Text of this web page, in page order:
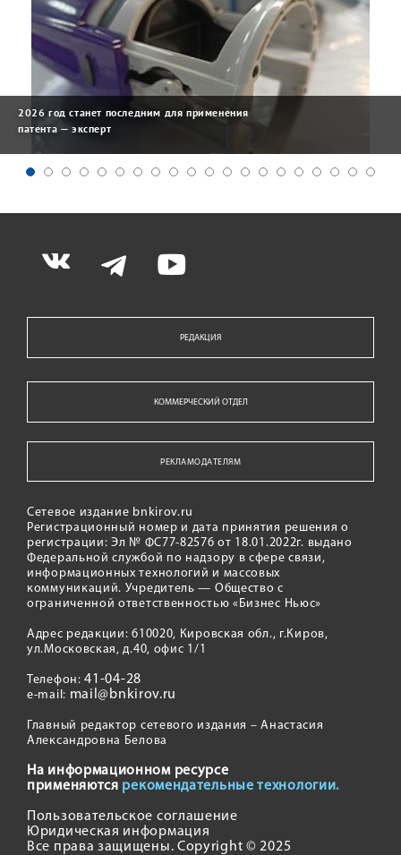
2026 год станет последним для применения
патента — эксперт
РЕДАКЦИЯ
КОММЕРЧЕСКИЙ ОТДЕЛ
РЕКЛАМОДАТЕЛЯМ
Сетевое издание bnkirov.ru
Регистрационный номер и дата принятия решения о
регистрации: Эл № ФС77-82576 от 18.01.2022г. выдано
Федеральной службой по надзору в сфере связи,
информационных технологий и массовых
коммуникаций. Учредитель — Общество с
ограниченной ответственностью «Бизнес Ньюс»
Адрес редакции: 610020, Кировская обл., г.Киров,
ул.Московская, д.40, офис 1/1
Телефон:41-04-28
e-mail: mail@bnkirov.ru
Главный редактор сетевого издания – Анастасия
Александровна Белова
На информационном ресурсе
применяются рекомендательные технологии.
Пользовательское соглашение
Юридическая информация
Все права защищены. Copyright © 2025